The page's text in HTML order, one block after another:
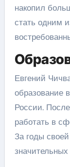
накопил
стать одним
Евгений
образование
России.
работать в
За годы